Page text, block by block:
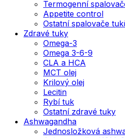
Termogenní
Appetite control
Ostatní spalovače
Zdravé tuky
Omega-3
Omega 3-6-9
CLA a HCA
MCT olej
Krilový olej
Lecitin
Rybí tuk
Ostatní zdravé tuky
Ashwagandha
Jednosložková